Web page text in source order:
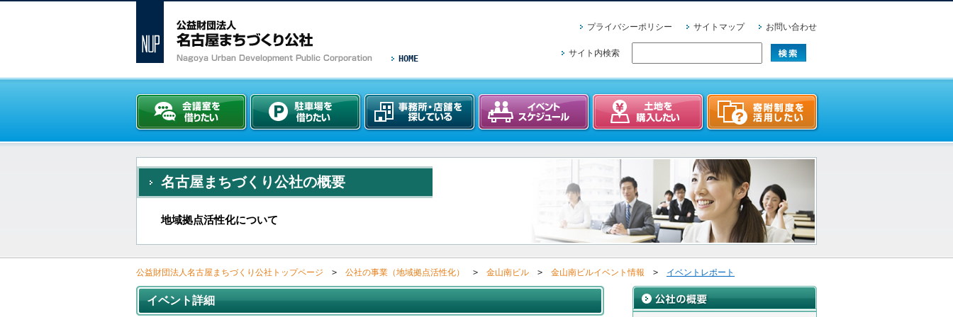
HOME
プライバシーポリシー サイトマップ お問い合わせ
サイト内検索
名古屋まちづくり公社の概要
地域拠点活性化について
公益財団法人名古屋まちづくり公社トップページ > 公社の事業（地域拠点活性化） > 金山南ビル > 金山南ビルイベント情報 > イベントレポート
イベント詳細